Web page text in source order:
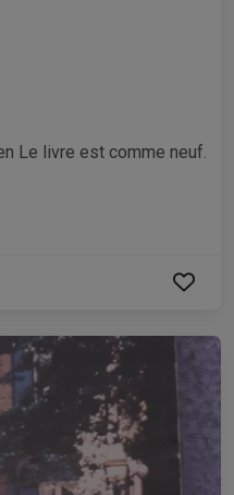
Le livre est comme neuf.